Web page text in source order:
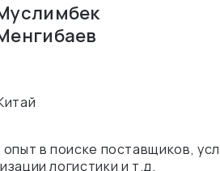
в поиске поставщиков,